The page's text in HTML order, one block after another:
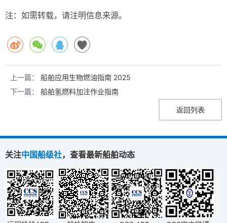
注：如需转载，请注明信息来源。
上一篇：
船舶应用生物燃油指南 2025
下一篇：
船舶氢燃料加注作业指南
返回列表
关注中国船级社，查看最新船舶动态